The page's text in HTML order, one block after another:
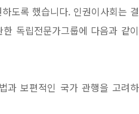
도록 했습니다. 인권이사회는 결
독립전문가그룹에 다음과 같이
과 보편적인 국가 관행을 고려하